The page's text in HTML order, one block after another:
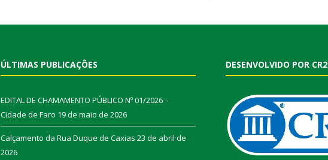
ÚLTIMAS PUBLICAÇÕES
EDITAL DE CHAMAMENTO PÚBLICO Nº 01/2026 –
Cidade de Faro 19 de maio de 2026
Calçamento da Rua Duque de Caxias 23 de abril de
2026
DESENVOLVIDO POR CR2